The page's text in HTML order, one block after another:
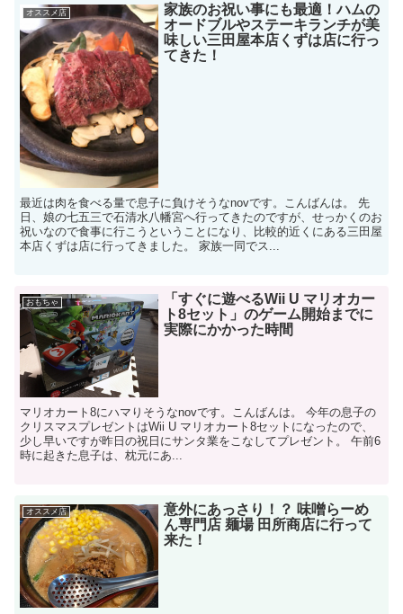
オススメ店
家族のお祝い事にも最適！ハムの
オードブルやステーキランチが美
味しい三田屋本店くずは店に行っ
てきた！
最近は肉を食べる量で息子に負けそうなnovです。こんばんは。 先
日、娘の七五三で石清水八幡宮へ行ってきたのですが、せっかくのお
祝いなので食事に行こうということになり、比較的近くにある三田屋
本店くずは店に行ってきました。 家族一同でス...
おもちゃ
「すぐに遊べるWii U マリオカー
ト8セット」のゲーム開始までに
実際にかかった時間
マリオカート8にハマりそうなnovです。こんばんは。 今年の息子の
クリスマスプレゼントはWii U マリオカート8セットになったので、
少し早いですが昨日の祝日にサンタ業をこなしてプレゼント。 午前6
時に起きた息子は、枕元にあ...
オススメ店
意外にあっさり！？ 味噌らーめ
ん専門店 麺場 田所商店に行って
来た！